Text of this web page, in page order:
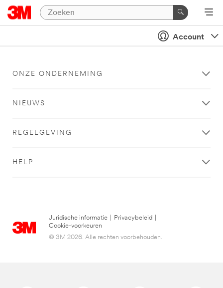
Account
ONZE ONDERNEMING
NIEUWS
REGELGEVING
HELP
Juridische informatie Privacybeleid
Cookie-voorkeuren
© 3M 2026. Alle rechten voorbehouden.